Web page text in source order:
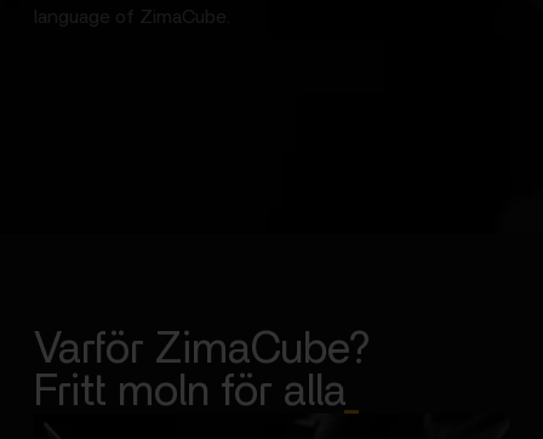
language of ZimaCube.
Varför ZimaCube?
Fritt moln för alla_